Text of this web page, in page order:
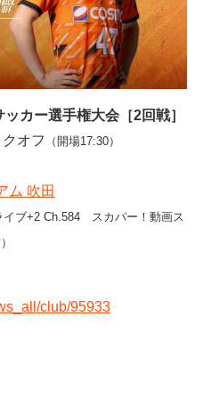
カー選手権大会［2回戦］
オフ
（開場17:30）
ム 吹田
イブ+2 Ch.584 スカパー！動画ス
club/95933